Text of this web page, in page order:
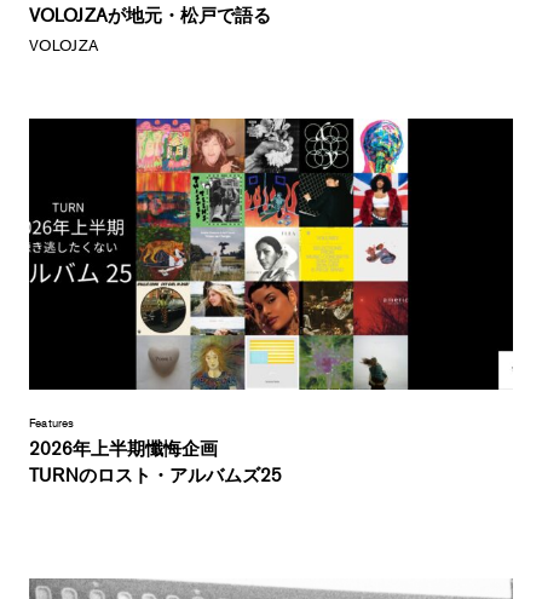
VOLOJZAが地元・松戸で語る
VOLOJZA
Features
2026年上半期懺悔企画
TURNのロスト・アルバムズ25